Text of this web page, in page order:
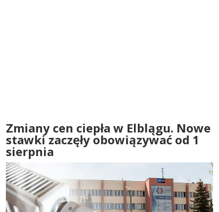
Zmiany cen ciepła w Elblągu. Nowe
stawki zaczęły obowiązywać od 1
sierpnia